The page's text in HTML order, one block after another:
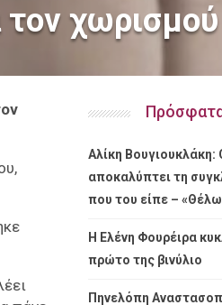
Αλίκη Βουγιουκλάκη:
αποκαλύπτει τη
που του είπε –
Η Ελένη Φουρέιρα
πρώτο της βινύλιο
Πηνελόπη